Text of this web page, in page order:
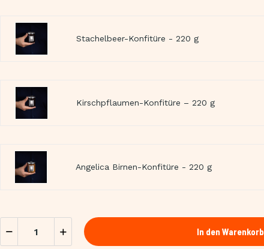
Stachelbeer-Konfitüre - 220 g
Kirschpflaumen-Konfitüre – 220 g
Angelica Birnen-Konfitüre - 220 g
In den Warenkorb